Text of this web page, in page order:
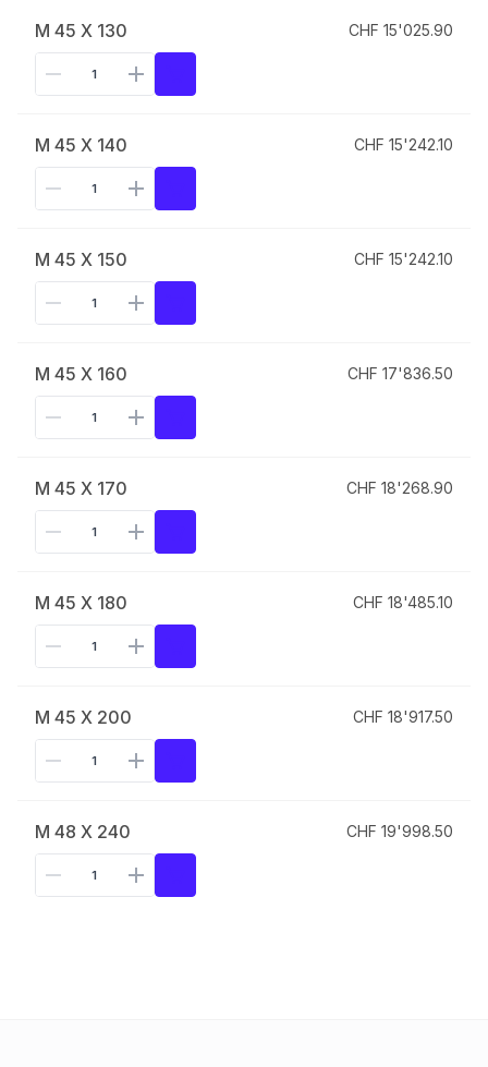
M 45 X 130 CHF 15'025.90
M 45 X 140 CHF 15'242.10
M 45 X 150 CHF 15'242.10
M 45 X 160 CHF 17'836.50
M 45 X 170 CHF 18'268.90
M 45 X 180 CHF 18'485.10
M 45 X 200 CHF 18'917.50
M 48 X 240 CHF 19'998.50